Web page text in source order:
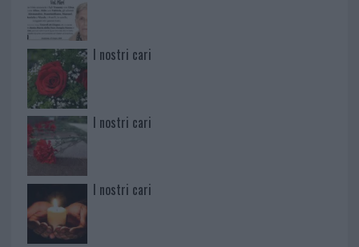
I nostri cari
I nostri cari
I nostri cari